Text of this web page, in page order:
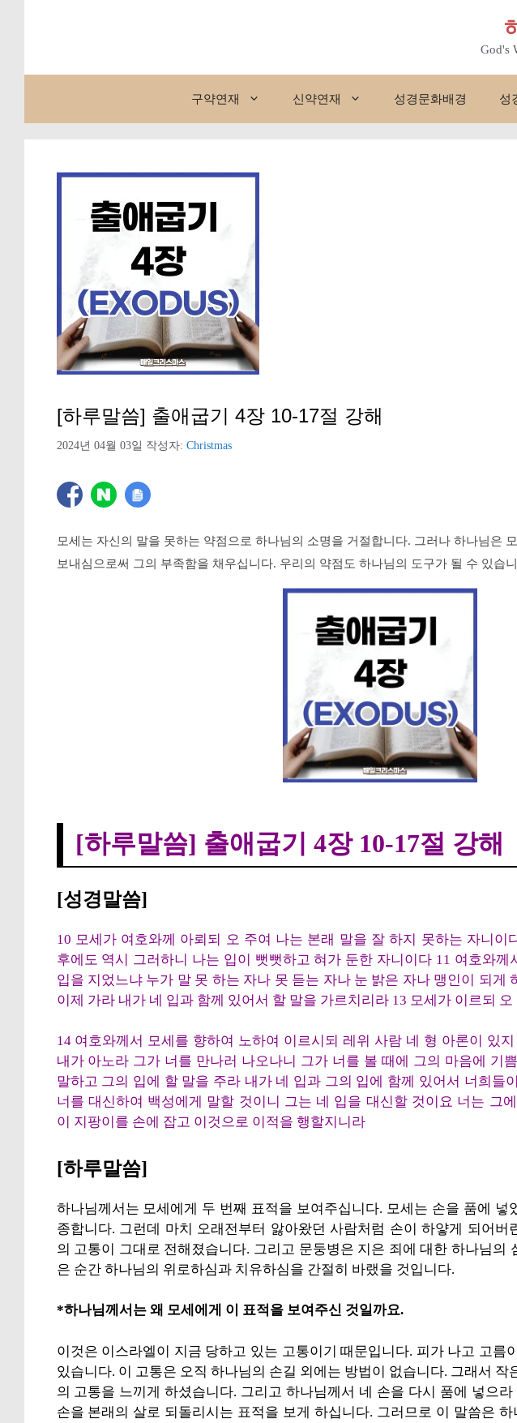
God's
구약연재 신약연재 성경문화배경 성
[하루말씀] 출애굽기 4장 10-17절 강해
2024년 04월 03일 작성자: Christmas
모세는 자신의 말을 못하는 약점으로 하나님의 소명을 거절합니다. 그러나 하나님은
보내심으로써 그의 부족함을 채우십니다. 우리의 약점도 하나님의 도구가 될 수 있습
[하루말씀] 출애굽기 4장 10-17절 강해
[성경말씀]
10 모세가 여호와께 아뢰되 오 주여 나는 본래 말을 잘 하지 못하는 자니이
후에도 역시 그러하니 나는 입이 뻣뻣하고 혀가 둔한 자니이다 11 여호와께
입을 지었느냐 누가 말 못 하는 자나 못 듣는 자나 눈 밝은 자나 맹인이 되게
이제 가라 내가 네 입과 함께 있어서 할 말을 가르치리라 13 모세가 이르되
14 여호와께서 모세를 향하여 노하여 이르시되 레위 사람 네 형 아론이 있
내가 아노라 그가 너를 만나러 나오나니 그가 너를 볼 때에 그의 마음에 기
말하고 그의 입에 할 말을 주라 내가 네 입과 그의 입에 함께 있어서 너희들
너를 대신하여 백성에게 말할 것이니 그는 네 입을 대신할 것이요 너는 그
이 지팡이를 손에 잡고 이것으로 이적을 행할지니라
[하루말씀]
하나님께서는 모세에게 두 번째 표적을 보여주십니다. 모세는 손을 품에 넣
종합니다. 그런데 마치 오래전부터 앓아왔던 사람처럼 손이 하얗게 되어버
의 고통이 그대로 전해졌습니다. 그리고 문둥병은 지은 죄에 대한 하나님의
은 순간 하나님의 위로하심과 치유하심을 간절히 바랬을 것입니다.
*하나님께서는 왜 모세에게 이 표적을 보여주신 것일까요.
이것은 이스라엘이 지금 당하고 있는 고통이기 때문입니다. 피가 나고 고름
있습니다. 이 고통은 오직 하나님의 손길 외에는 방법이 없습니다. 그래서 작
의 고통을 느끼게 하셨습니다. 그리고 하나님께서 네 손을 다시 품에 넣으
손을 본래의 살로 되돌리시는 표적을 보게 하십니다. 그러므로 이 말씀은